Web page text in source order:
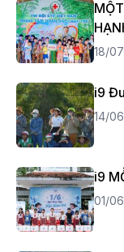
18/
i9
14/
i9
01/